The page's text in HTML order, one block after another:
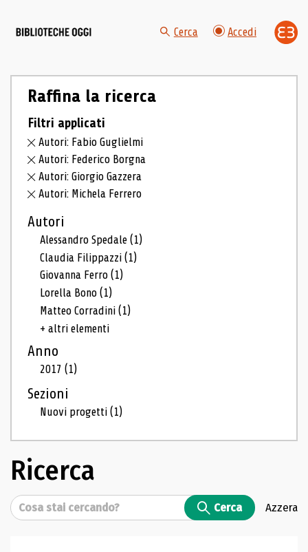
Cerca Accedi
Raffina la ricerca
Filtri applicati
Autori: Fabio Guglielmi
Autori: Federico Borgna
Autori: Giorgio Gazzera
Autori: Michela Ferrero
Autori
Alessandro Spedale(1)
Claudia Filippazzi(1)
Giovanna Ferro(1)
Lorella Bono(1)
Matteo Corradini(1)
+ altri elementi
Anno
2017(1)
Sezioni
Nuovi progetti(1)
Ricerca
Cerca Cerca Azzera